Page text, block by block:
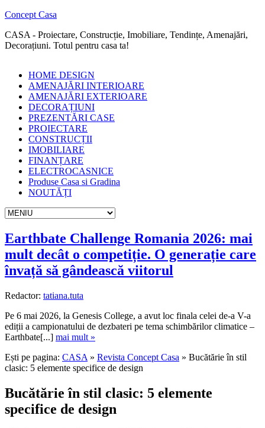
Concept Casa
CASA - Proiectare, Construcție, Imobiliare, Tendințe, Amenajări,
Decorațiuni. Totul pentru casa ta!
HOME DESIGN
AMENAJĂRI INTERIOARE
AMENAJĂRI EXTERIOARE
DECORAȚIUNI
PREZENTĂRI CASE
PROIECTARE
CONSTRUCȚII
IMOBILIARE
FINANȚARE
ELECTROCASNICE
Produse Casa si Gradina
NOUTĂȚI
Earthbate Challenge Romania 2026: mai
mult decât o competiție. O generație care
învață să gândească viitorul
Redactor: tatiana.tuta
Pe 6 mai 2026, la Genesis College, a avut loc finala celei de-a V-a
ediții a campionatului de dezbateri pe tema schimbărilor climatice –
Earthbate[...] mai mult »
Ești pe pagina: CASA » Revista Concept Casa » Bucătărie în stil
clasic: 5 elemente specifice de design
Bucătărie în stil clasic: 5 elemente
specifice de design